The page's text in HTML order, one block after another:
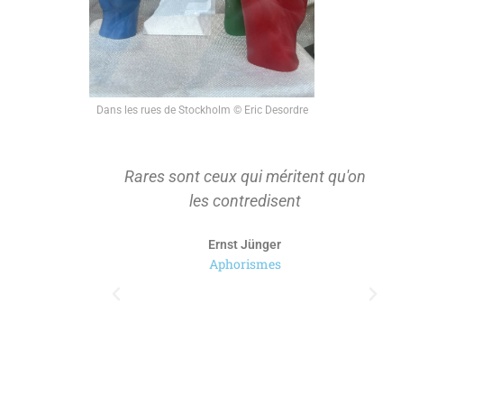
Dans les rues de Stockholm © Eric Desordre
Rares sont ceux qui méritent qu'on
les contredisent
Ernst Jünger
Aphorismes